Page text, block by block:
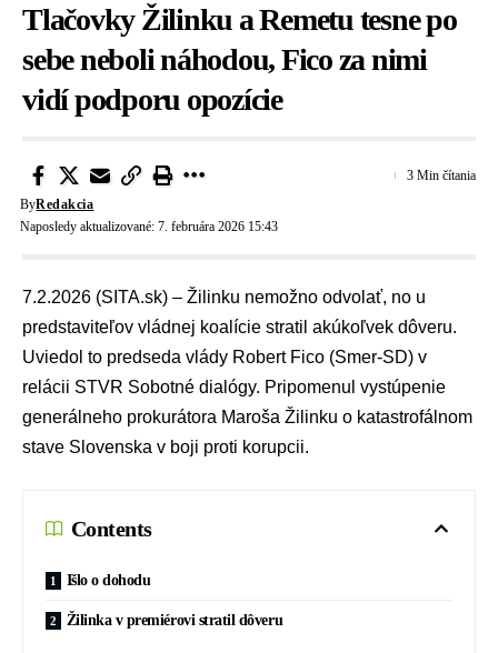
Tlačovky Žilinku a Remetu tesne po
sebe neboli náhodou, Fico za nimi
vidí podporu opozície
Naposledy aktualizované: 7. februára 2026 15:43
ByRedakcia
3 Min čítania
7.2.2026 (SITA.sk) – Žilinku nemožno odvolať, no u
predstaviteľov vládnej koalície stratil akúkoľvek dôveru.
Uviedol to predseda vlády Robert Fico (Smer-SD) v
relácii STVR Sobotné dialógy. Pripomenul vystúpenie
generálneho prokurátora Maroša Žilinku o katastrofálnom
stave Slovenska v boji proti korupcii.
Contents
Išlo o dohodu
Žilinka v premiérovi stratil dôveru